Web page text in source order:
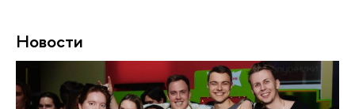
Новости